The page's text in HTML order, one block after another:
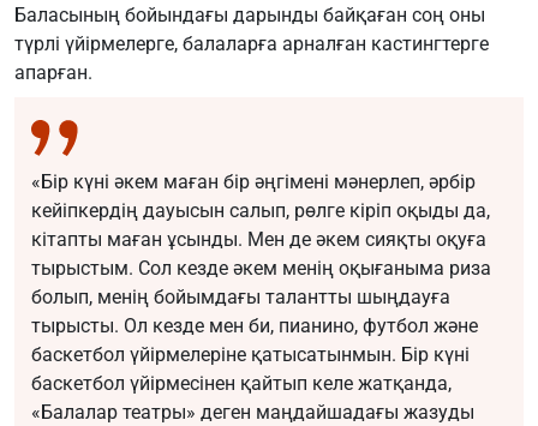
Баласының бойындағы дарынды байқаған соң оны
түрлі үйірмелерге, балаларға арналған кастингтерге
апарған.
«Бір күні әкем маған бір әңгімені мәнерлеп, әрбір
кейіпкердің дауысын салып, рөлге кіріп оқыды да,
кітапты маған ұсынды. Мен де әкем сияқты оқуға
тырыстым. Сол кезде әкем менің оқығаныма риза
болып, менің бойымдағы талантты шыңдауға
тырысты. Ол кезде мен би, пианино, футбол және
баскетбол үйірмелеріне қатысатынмын. Бір күні
баскетбол үйірмесінен қайтып келе жатқанда,
«Балалар театры» деген маңдайшадағы жазуды